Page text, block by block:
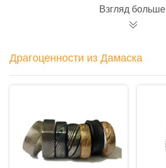
настраиваемыеВзгляд больше
Драгоценности из Дамаска